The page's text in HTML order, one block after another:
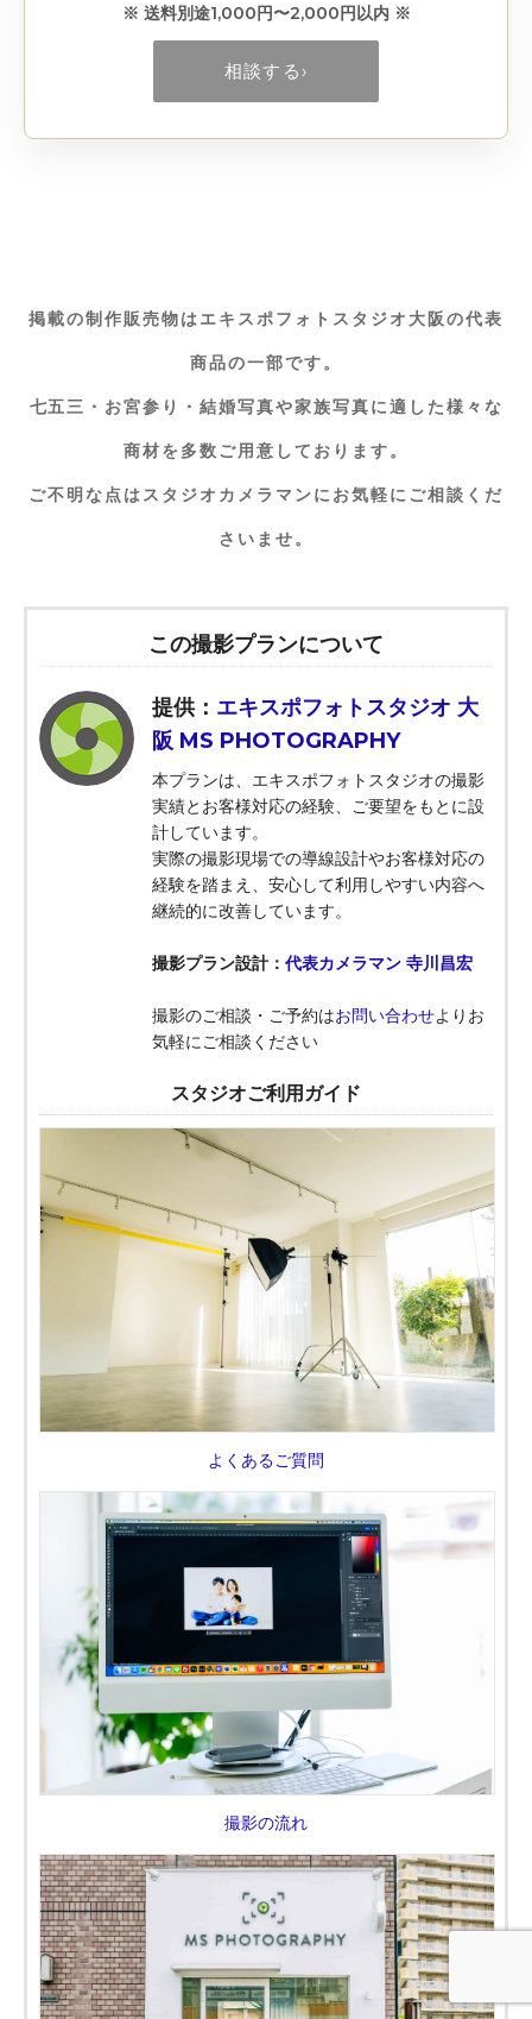
※ 送料別途1,000円〜2,000円以内 ※
相談する ›
掲載の制作販売物はエキスポフォトスタジオ大阪の代表
商品の一部です。
七五三・お宮参り・結婚写真や家族写真に適した様々な
商材を多数ご用意しております。
ご不明な点はスタジオカメラマンにお気軽にご相談くだ
さいませ。
この撮影プランについて
提供： エキスポフォトスタジオ 大
阪 MS PHOTOGRAPHY
本プランは、エキスポフォトスタジオの撮影
実績とお客様対応の経験、ご要望をもとに設
計しています。
実際の撮影現場での導線設計やお客様対応の
経験を踏まえ、安心して利用しやすい内容へ
継続的に改善しています。
撮影プラン設計： 代表カメラマン 寺川昌宏
撮影のご相談・ご予約はお問い合わせよりお
気軽にご相談ください
スタジオご利用ガイド
よくあるご質問
撮影の流れ